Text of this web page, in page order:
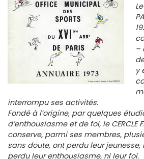
–
y
interrompu ses activités.
Fondé à l’origine, par quelques
d’enthousiasme et de foi, le CERCLE
conserve, parmi ses membres,
sans doute, ont perdu leur jeunesse,
perdu leur enthousiasme, ni leur foi.